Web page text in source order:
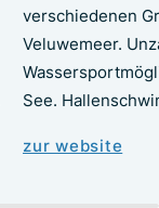
verschiedenen
Veluwemeer.
See.
zur website